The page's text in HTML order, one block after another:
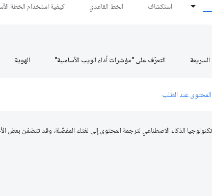
استكشاف الخط القاعدي كيفية استخدام الخطة
التعرّف على "مؤشرات أداء الويب الأساسية" الهوية
عند الطلب